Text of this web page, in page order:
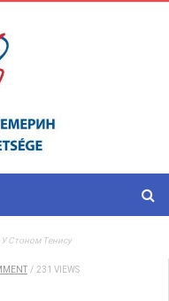
Стоном Тенису
/ 231 VIEWS